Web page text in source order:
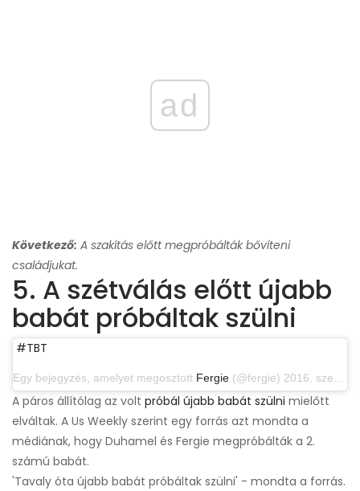
ad
Következő: A szakítás előtt megpróbálták bővíteni
családjukat.
5. A szétválás előtt újabb
babát próbáltak szülni
#TBT
Egy bejegyzés, amelyet megosztott Fergie (@fergie) 2016. szeptember 29-én, PDT 9: 46-kor
A páros állítólag az volt próbál újabb babát szülni mielőtt
elváltak. A Us Weekly szerint egy forrás azt mondta a
médiának, hogy Duhamel és Fergie megpróbálták a 2.
számú babát.
'Tavaly óta újabb babát próbáltak szülni' - mondta a forrás.